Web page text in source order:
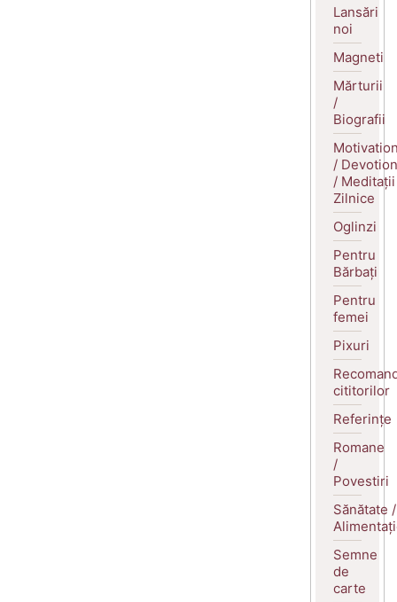
Lansări
noi
Magneti
Mărturii
/
Biografii
/
/ Meditații
Zilnice
Oglinzi
Pentru
Bărbați
Pentru
femei
Pixuri
cititorilor
Referințe
Romane
/
Povestiri
Sănătate /
Semne
de
carte